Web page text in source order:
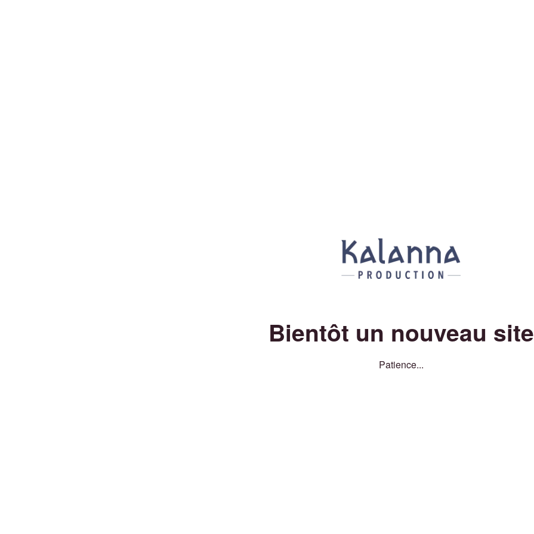
Bientôt un nouveau site
Patience...